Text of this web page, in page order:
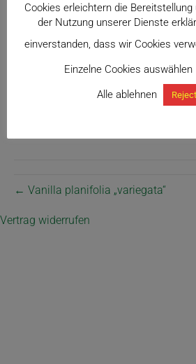
← Vanilla planifolia „variegata“
Vertrag widerrufen
Cookies erleichtern die
der Nutzung unserer Dienste
einverstanden, dass wir Cookies
Einzelne Cookies auswählen
Alle ablehnen Reject